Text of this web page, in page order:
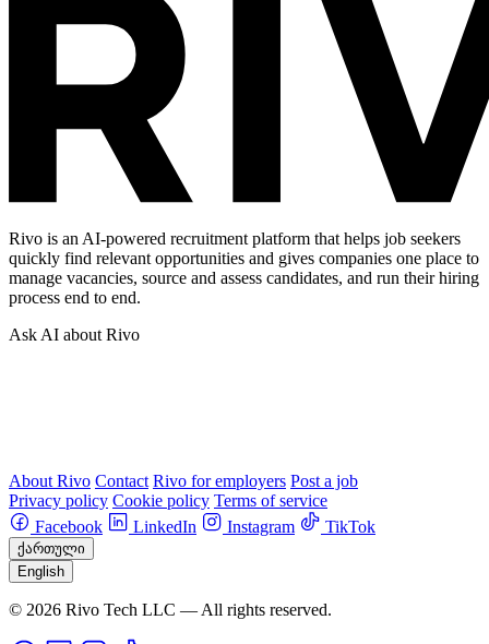
Rivo is an AI-powered recruitment platform that helps job seekers
quickly find relevant opportunities and gives companies one place to
manage vacancies, source and assess candidates, and run their hiring
process end to end.
Ask AI about Rivo
About Rivo Contact Rivo for employers Post a job
Privacy policy Cookie policy Terms of service
Facebook
LinkedIn Instagram TikTok
ქართული
English
© 2026 Rivo Tech LLC — All rights reserved.